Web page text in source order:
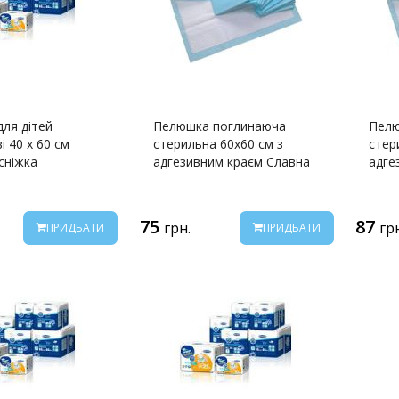
дітей
40 х 60 см
ПРИДБАТИ
Пелюшка поглинаюча
стерильна 60х60 см з
адгезивним краєм Славна
75 грн. ПРИДБАТИ 87